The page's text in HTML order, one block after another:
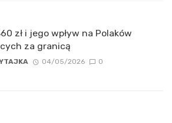
zł i jego wpływ na Polaków
za granicą
04/05/2026 0